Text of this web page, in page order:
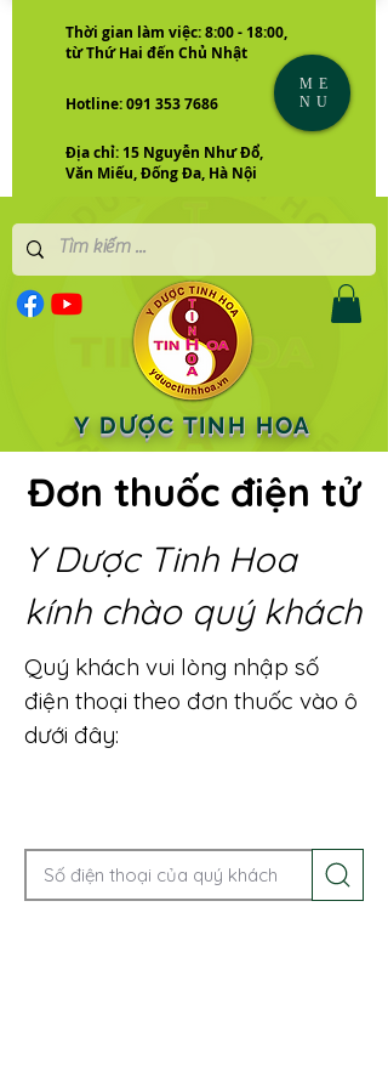
Thời gian làm việc: 8:00 - 18:00,
từ Thứ Hai đến Chủ Nhật
Hotline: 091 353 7686
Địa chỉ: 15 Nguyễn Như Đổ,
Văn Miếu, Đống Đa, Hà Nội
Y DƯỢC TINH HOA
ME
NU
Đơn thuốc điện tử
Y Dược Tinh Hoa
kính chào quý khách
Quý khách vui lòng nhập số
điện thoại theo đơn thuốc vào ô
dưới đây: